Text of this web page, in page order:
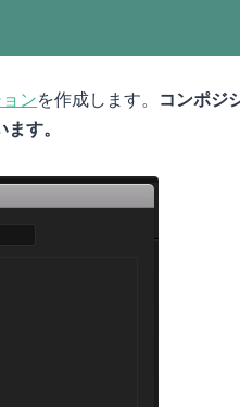
ンを作成します。 コンポジ
す。